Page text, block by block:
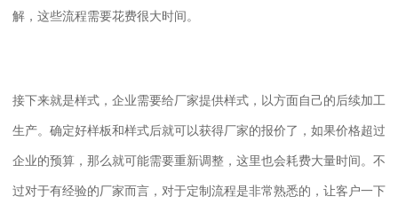
解，这些流程需要花费很大时间。
接下来就是样式，企业需要给厂家提供样式，以方面自己的后续加工
生产。确定好样板和样式后就可以获得厂家的报价了，如果价格超过
企业的预算，那么就可能需要重新调整，这里也会耗费大量时间。不
过对于有经验的厂家而言，对于定制流程是非常熟悉的，让客户一下